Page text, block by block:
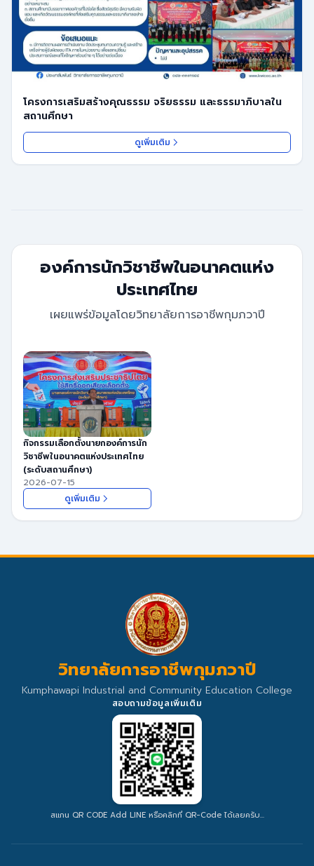
โครงการเสริมสร้างคุณธรรม จริยธรรม และธรรมาภิบาลใน
สถานศึกษา
ดูเพิ่มเติม
องค์การนักวิชาชีพในอนาคตแห่ง
ประเทศไทย
เผยแพร่ข้อมูลโดยวิทยาลัยการอาชีพกุมภวาปี
กิจกรรมเลือกตั้งนายกองค์การนัก
วิชาชีพในอนาคตแห่งประเทศไทย
(ระดับสถานศึกษา)
2026-07-15
ดูเพิ่มเติม
วิทยาลัยการอาชีพกุมภวาปี
Kumphawapi Industrial and Community Education College
สอบถามข้อมูลเพิ่มเติม
สแกน QR CODE Add LINE หรือคลิกที่ QR-Code ได้เลยครับ...